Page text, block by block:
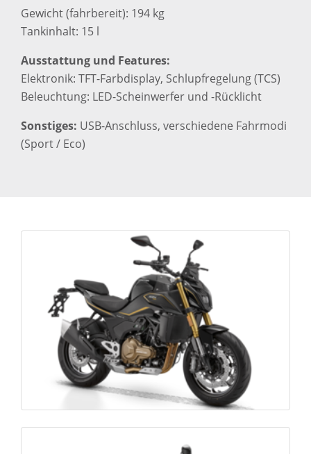
Gewicht (fahrbereit): 194 kg
Tankinhalt: 15 l
Ausstattung und Features:
Elektronik: TFT-Farbdisplay, Schlupfregelung (TCS)
Beleuchtung: LED-Scheinwerfer und -Rücklicht
Sonstiges: USB-Anschluss, verschiedene Fahrmodi
(Sport / Eco)